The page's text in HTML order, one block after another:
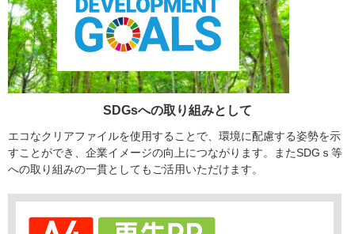
SDGsへの取り組みとして
エコなクリアファイルを使用することで、環境に配慮する姿勢を示
すことができ、企業イメージの向上につながります。またSDGｓ等
への取り組みの一貫としてもご活用いただけます。